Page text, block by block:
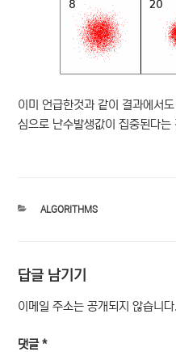
이미 언급한것과 같이 결과에서
심으로 난수발생값이 집중된다는
카
ALGORITHMS
답글 남기기
이메일 주소는 공개되지 않습니다.
댓글*